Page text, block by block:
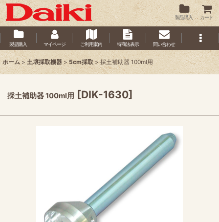
製品購入 カート
製品購入 マイページ ご利用案内 特商法表示 問い合わせ
ホーム > 土壌採取機器 > 5cm採取 > 採土補助器 100ml用
採土補助器 100ml用 [DIK-1630]